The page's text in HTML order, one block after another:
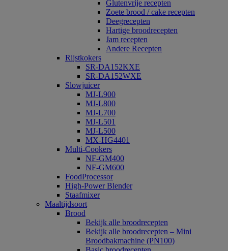
Glutenvrije recepten
Zoete brood / cake recepten
Deegrecepten
Hartige broodrecepten
Jam recepten
Andere Recepten
Rijstkokers
SR-DA152KXE
SR-DA152WXE
Slowjuicer
MJ-L900
MJ-L800
MJ-L700
MJ-L501
MJ-L500
MX-HG4401
Multi-Cookers
NF-GM400
NF-GM600
FoodProcessor
High-Power Blender
Staafmixer
Maaltijdsoort
Brood
Bekijk alle broodrecepten
Bekijk alle broodrecepten – Mini
Broodbakmachine (PN100)